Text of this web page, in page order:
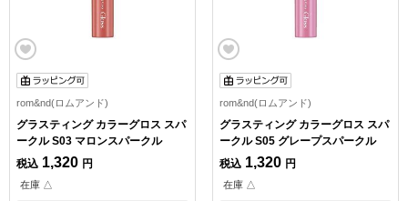
rom&nd(ロムアンド)
グラスティング カラーグロス スパ
ークル S03 マロンスパークル
税込 1,320 円
在庫 △
rom&nd(ロムアンド)
グラスティング カラーグロス スパ
ークル S05 グレープスパークル
税込 1,320 円
在庫 △